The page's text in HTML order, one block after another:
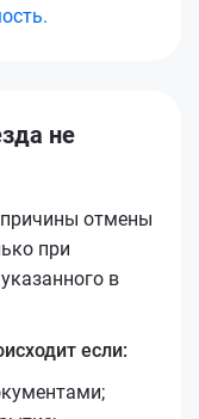
не
отмены
при
в
если: